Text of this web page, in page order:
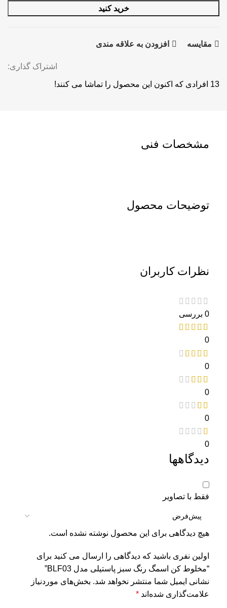
خرید کنید
مقايسه افزودن به علاقه مندی
اشتراک گذاری:
13 افرادی که اکنون این محصول را تماشا می کنند!
توضیحات محصول
مشخصات فنی
نظرات کاربران
0 بررسی
0
0
0
0
0
دیدگاهها
فقط با تصاویر
هیچ دیدگاهی برای این محصول نوشته نشده است.
اولین نفری باشید که دیدگاهی را ارسال می کنید برای
“مخلوط کن اسمگ رنگ سبز پاستیلی مدل BLF03”
نشانی ایمیل شما منتشر نخواهد شد. بخش‌های موردنیاز
علامت‌گذاری شده‌اند *